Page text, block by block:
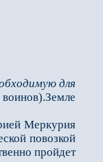
для
Меркурия
повозкой
пройдет